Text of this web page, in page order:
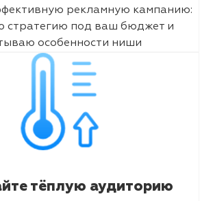
рекламную кампанию:
стратегию под ваш бюджет и
особенности ниши
тёплую аудиторию